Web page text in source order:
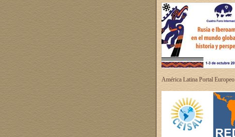
América Latina Portal Europeo